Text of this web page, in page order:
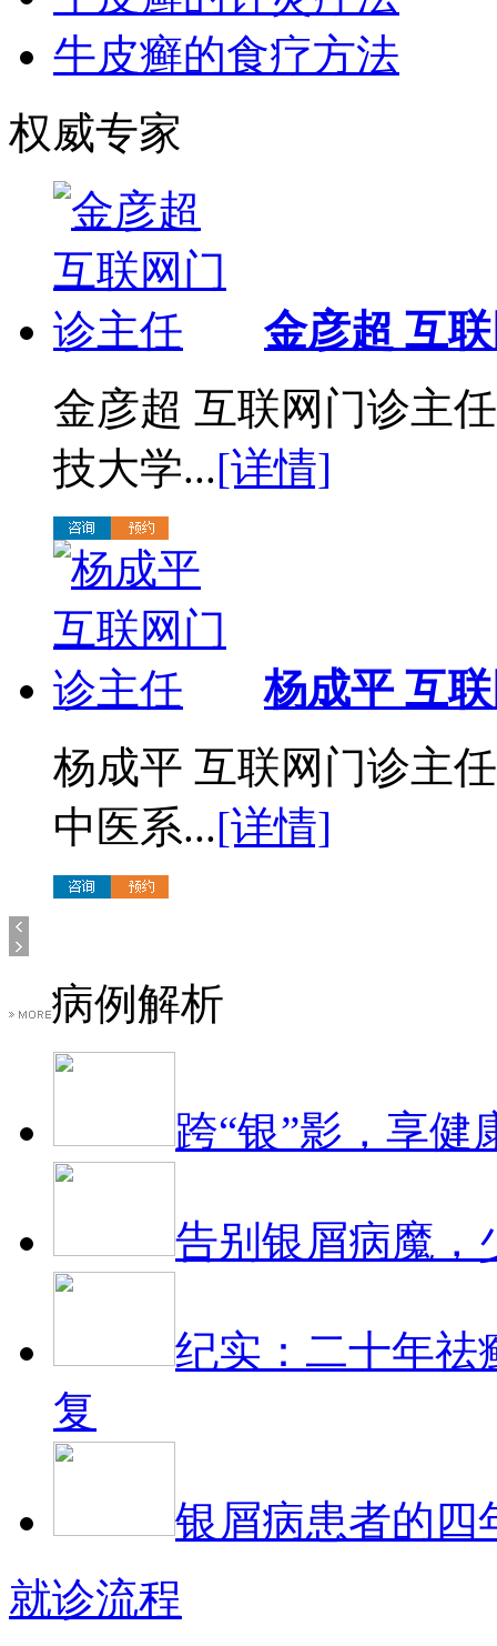
牛皮癣的食疗方法
权威专家
金彦超 互
金彦超 互联网门诊主
技大学...[详情]
杨成平 互
杨成平 互联网门诊主
中医系...[详情]
病例解析
跨“银”影，享健
告别银屑病魔，
纪实：二十年祛
复
银屑病患者的四
就诊流程